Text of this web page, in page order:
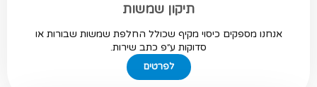
תיקון שמשות
אנחנו מספקים כיסוי מקיף שכולל החלפת שמשות שבורות או
סדוקות ע״פ כתב שירות.
לפרטים